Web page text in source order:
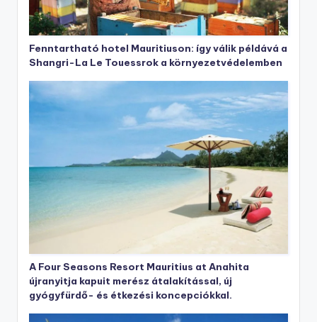
Fenntartható hotel Mauritiuson: így válik példává a
Shangri-La Le Touessrok a környezetvédelemben
A Four Seasons Resort Mauritius at Anahita
újranyitja kapuit merész átalakítással, új
gyógyfürdő- és étkezési koncepciókkal.